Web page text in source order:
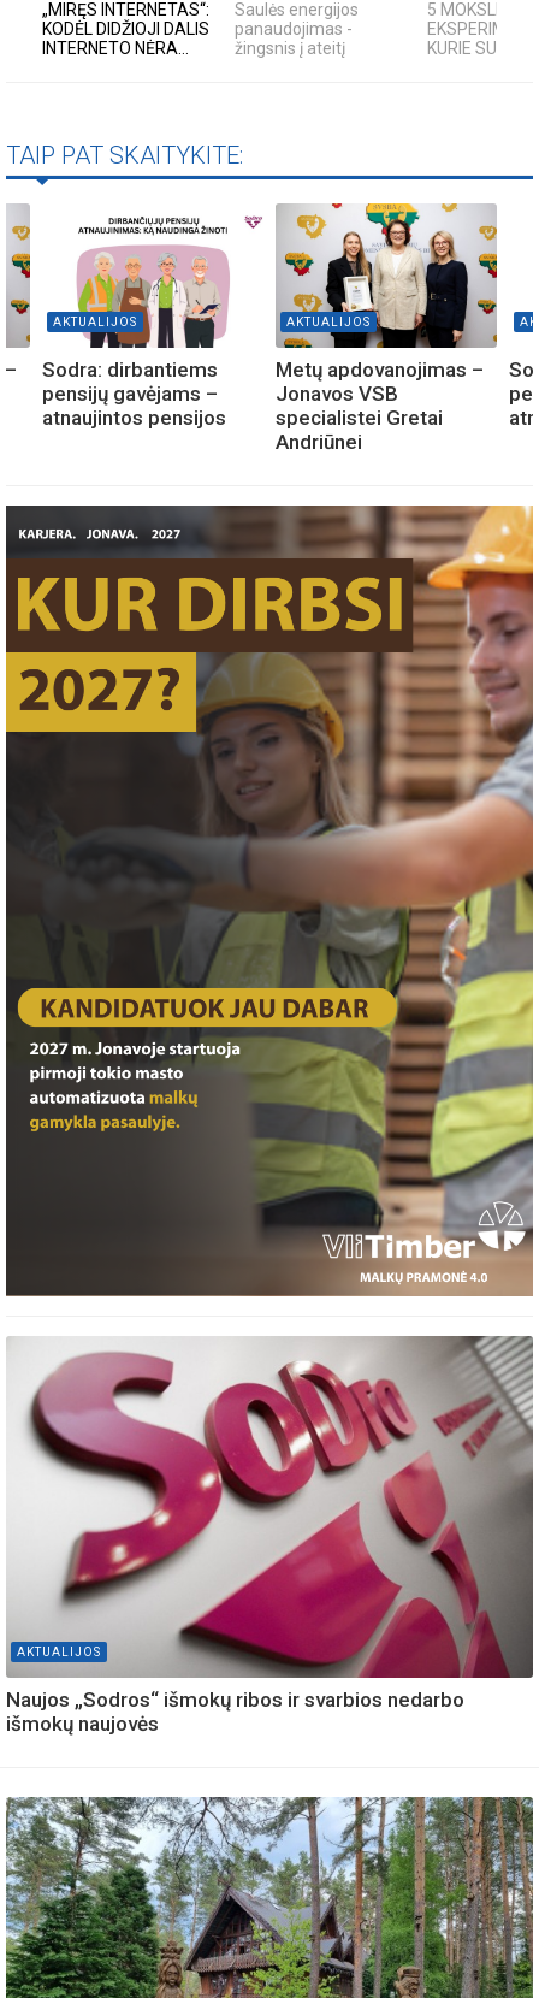
„MIRĘS INTERNETAS“:
KODĖL DIDŽIOJI DALIS
INTERNETO NĖRA...
Saulės energijos
panaudojimas -
žingsnis į ateitį
5 MOKSLINIAI
KURIE
TAIP PAT SKAITYKITE:
–
AKTUALIJOS
Sodra: dirbantiems
pensijų gavėjams –
atnaujintos pensijos
AKTUALIJOS
Metų apdovanojimas –
Jonavos VSB
specialistei Gretai
Andriūnei
AKTUALIJOS
Naujos „Sodros“ išmokų ribos ir svarbios nedarbo
išmokų naujovės